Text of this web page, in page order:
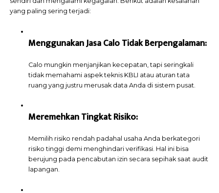
yang paling sering terjadi:
Menggunakan Jasa Calo Tidak Berpengalaman:
Calo mungkin menjanjikan kecepatan, tapi seringkali
tidak memahami aspek teknis KBLI atau aturan tata
ruang yang justru merusak data Anda di sistem pusat.
Meremehkan Tingkat Risiko:
Memilih risiko rendah padahal usaha Anda berkategori
risiko tinggi demi menghindari verifikasi. Hal ini bisa
berujung pada pencabutan izin secara sepihak saat audit
lapangan.